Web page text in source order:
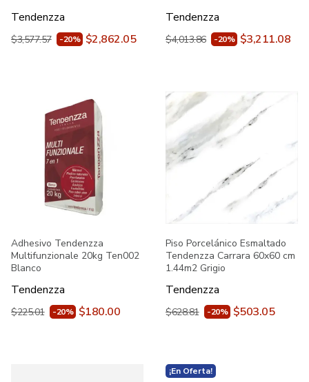
Tendenzza
$3,577.57 -20% $2,862.05
Tendenzza
$4,013.86 -20% $3,211.08
Adhesivo Tendenzza
Multifunzionale 20kg Ten002
Blanco
Tendenzza
$225.01 -20% $180.00
Piso Porcelánico Esmaltado
Tendenzza Carrara 60x60 cm
1.44m2 Grigio
Tendenzza
$628.81 -20% $503.05
¡En Oferta!